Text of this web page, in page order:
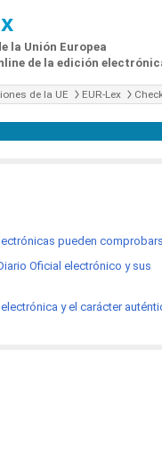
la Unión Europea
de la edición
de la UE EUR-Lex
pueden
Oficial electrónico y sus
y el carácter